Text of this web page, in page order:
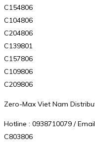
C154806
C104806
C204806
C139801
C157806
C109806
C209806
Zero-Max Viet Nam
Hotline : 0938710079 /
C803806